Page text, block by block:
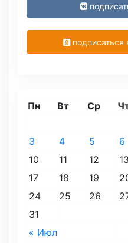
подписаться
Пн Вт Ср
« Июл
3
4 5 6
10
11 12 13
17
18 19
24
25 26
31